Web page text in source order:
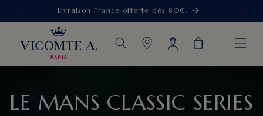
IGNORER ET
PASSER AU
Nos Tenues de Cérémonie Homme
Connexion Panier
LE MANS CLASSIC SERIES